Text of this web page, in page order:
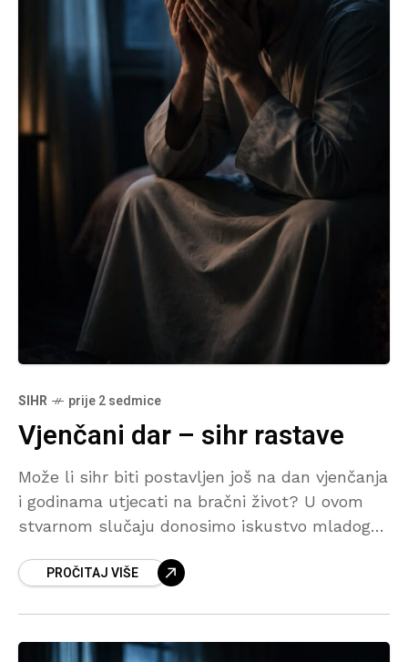
SIHR prije 2 sedmice
Vjenčani dar – sihr rastave
Može li sihr biti postavljen još na dan vjenčanja
i godinama utjecati na bračni život? U ovom
stvarnom slučaju donosimo iskustvo mladog
iskušenja i neuspjelih pokušaja da dobiju dijete
PROČITAJ VIŠE